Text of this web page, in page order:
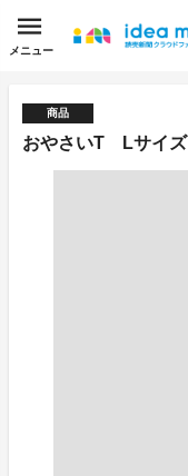
メニュー
商品
おやさいT Lサイズ